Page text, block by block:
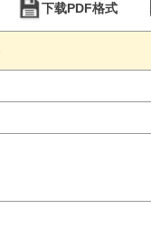
下载PDF格式